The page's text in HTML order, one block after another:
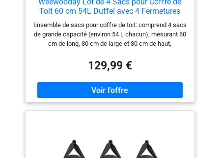
Toit 60 cm 54L Duffel avec 4 Fermetures
Éclair de Marquage d'Identification Sac de
Voyage Noir avec Compartiment à
Chaussures pour Coffre Toit de
Voiture(Mode)
Ensemble de sacs pour coffre de toit: comprend 4 sacs
de grande capacité (environ 54 L chacun), mesurant 60
cm de long, 30 cm de large et 30 cm de haut,
standard. Que ce soit pour un long voyage en voiture ou
une sortie en famille, vous pourrez facilement ranger
bagages, équipements ou objets du quotidien,
améliorant ainsi considérablement l’organisation et le
confort de vos déplacements Conception fonctionnelle:
les côtés de chaque sac sont conçus en rouge vif,
éclair de couleur interchangeables pour une
personnalisation et une identification faciles; La
129,99 €